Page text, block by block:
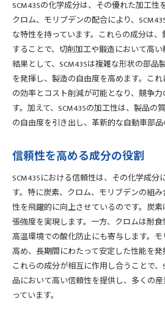
SCM435の化学成分は、その優れた加工性
クロム、モリブデンの配合により、
な特性を持っています。これらの成分は
することで、切削加工や鍛造において高い
結果として、SCM435は複雑な形状の部品
を発揮し、製造の自由度を高めます。こ
の効率とコスト削減が可能となり、競争
す。加えて、SCM435の加工性は、製品の
の自由度を引き出し、革新的な自動車部品
信頼性を高める成分の役割
SCM435における信頼性は、その化学成分
す。特に炭素、クロム、モリブデンの組
性を飛躍的に向上させているのです。炭
張強度を実現します。一方、クロムは耐食
高温環境での酸化防止にも寄与します。
高め、長期間にわたって安定した性能を発
これらの成分が相互に作用し合うことで
品において高い信頼性を提供し、多くの
っています。